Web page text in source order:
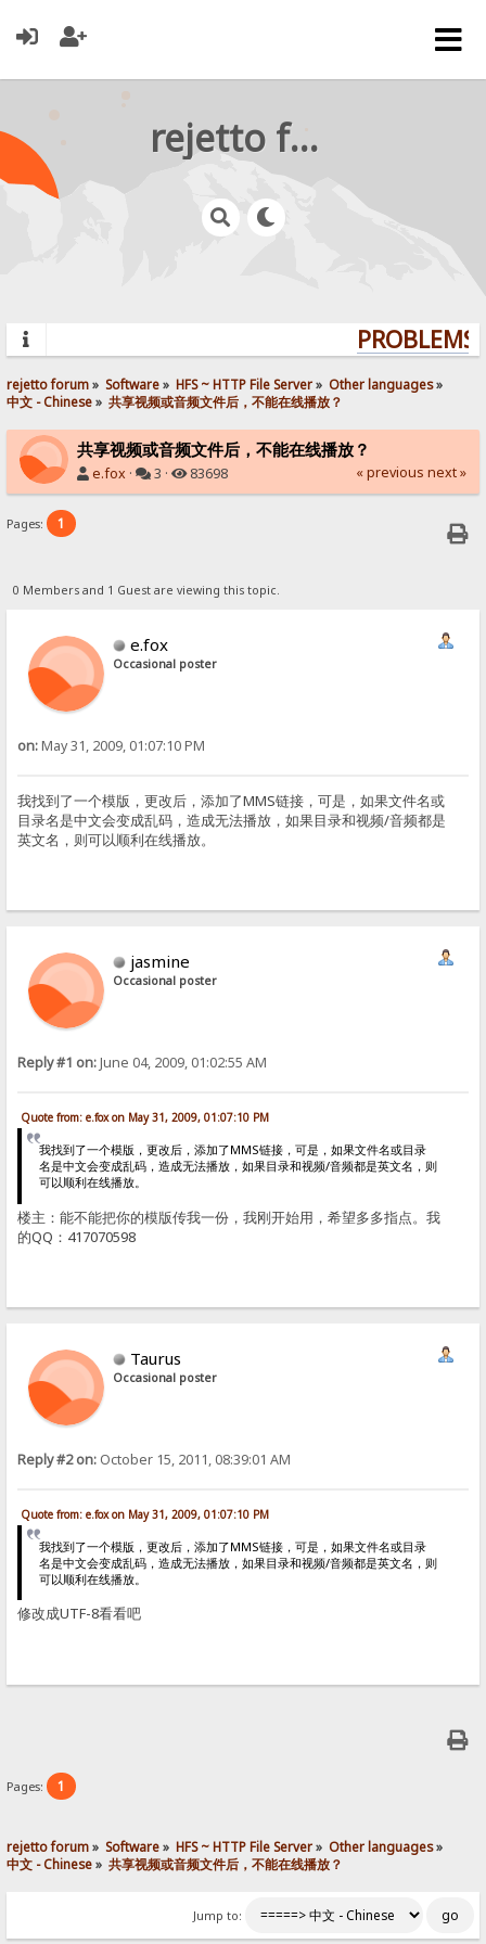
rejetto forum
rejetto forum» Software» HFS ~ HTTP File Server» Other languages»
中文 - Chinese» 共享视频或音频文件后，不能在线播放？
共享视频或音频文件后，不能在线播放？
e.fox · 3 · 83698 « previous next »
Pages: 1
0 Members and 1 Guest are viewing this topic.
e.fox
Occasional poster
on:May 31, 2009, 01:07:10 PM
我找到了一个模版，更改后，添加了MMS链接，可是，如果文件名或
目录名是中文会变成乱码，造成无法播放，如果目录和视频/音频都是
英文名，则可以顺利在线播放。
jasmine
Occasional poster
Reply #1 on:June 04, 2009, 01:02:55 AM
Quote from: e.fox on May 31, 2009, 01:07:10 PM
我找到了一个模版，更改后，添加了MMS链接，可是，如果文件名或目录
名是中文会变成乱码，造成无法播放，如果目录和视频/音频都是英文名，则
可以顺利在线播放。
楼主：能不能把你的模版传我一份，我刚开始用，希望多多指点。我
的QQ：417070598
Taurus
Occasional poster
Reply #2 on: October 15, 2011, 08:39:01 AM
Quote from: e.fox on May 31, 2009, 01:07:10 PM
我找到了一个模版，更改后，添加了MMS链接，可是，如果文件名或目录
名是中文会变成乱码，造成无法播放，如果目录和视频/音频都是英文名，则
可以顺利在线播放。
修改成UTF-8看看吧
Pages: 1
rejetto forum» Software» HFS ~ HTTP File Server» Other languages»
中文 - Chinese» 共享视频或音频文件后，不能在线播放？
Jump to: